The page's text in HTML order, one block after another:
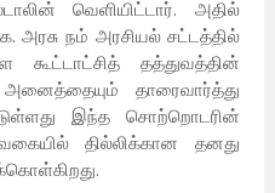
வெளியிட்டார். அதில்
அரசு நம் அரசியல் சட்டத்தில்
கூட்டாட்சித் தத்துவத்தின்
தாரைவார்த்து
இந்த சொற்றொடரின்
தில்லிக்கான தனது